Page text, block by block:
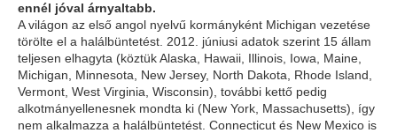
ennél jóval árnyaltabb.
A világon az első angol nyelvű kormányként Michigan vezetése
törölte el a halálbüntetést. 2012. júniusi adatok szerint 15 állam
teljesen elhagyta (köztük Alaska, Hawaii, Illinois, Iowa, Maine,
Michigan, Minnesota, New Jersey, North Dakota, Rhode Island,
Vermont, West Virginia, Wisconsin), további kettő pedig
alkotmányellenesnek mondta ki (New York, Massachusetts), így
nem alkalmazza a halálbüntetést. Connecticut és New Mexico is